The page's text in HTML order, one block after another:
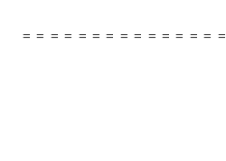
= = = = = = = = = = = = = = =